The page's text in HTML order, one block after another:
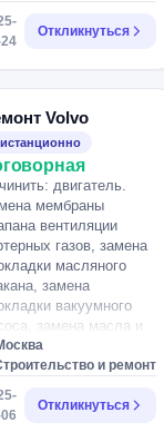
Откликнуться
Volvo
двигатель.
мембраны
вентиляции
газов, замена
масляного
замена
вакуумного
замена масла и
фильтра.
s60 2011 г. Пока
узнать цену
и ремонт
Откликнуться